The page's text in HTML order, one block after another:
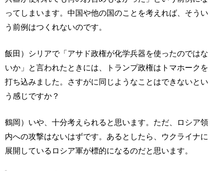
ってしまいます。中国や他の国のことを考えれば、そうい
う前例はつくれないのです。
飯田）シリアで「アサド政権が化学兵器を使ったのではな
いか」と言われたときには、トランプ政権はトマホークを
打ち込みました。さすがに同じようなことはできないとい
う感じですか？
鶴岡）いや、十分考えられると思います。ただ、ロシア領
内への攻撃はないはずです。あるとしたら、ウクライナに
展開しているロシア軍が標的になるのだと思います。